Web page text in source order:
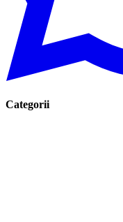
Categorii